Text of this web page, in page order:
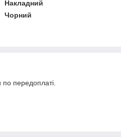
Накладний
Чорний
по передоплаті.